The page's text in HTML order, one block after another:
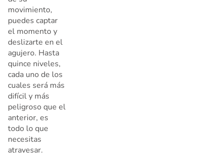
movimiento,
puedes captar
el momento y
deslizarte en el
agujero. Hasta
quince niveles,
cada uno de los
cuales será más
difícil y más
peligroso que el
anterior, es
todo lo que
necesitas
atravesar.